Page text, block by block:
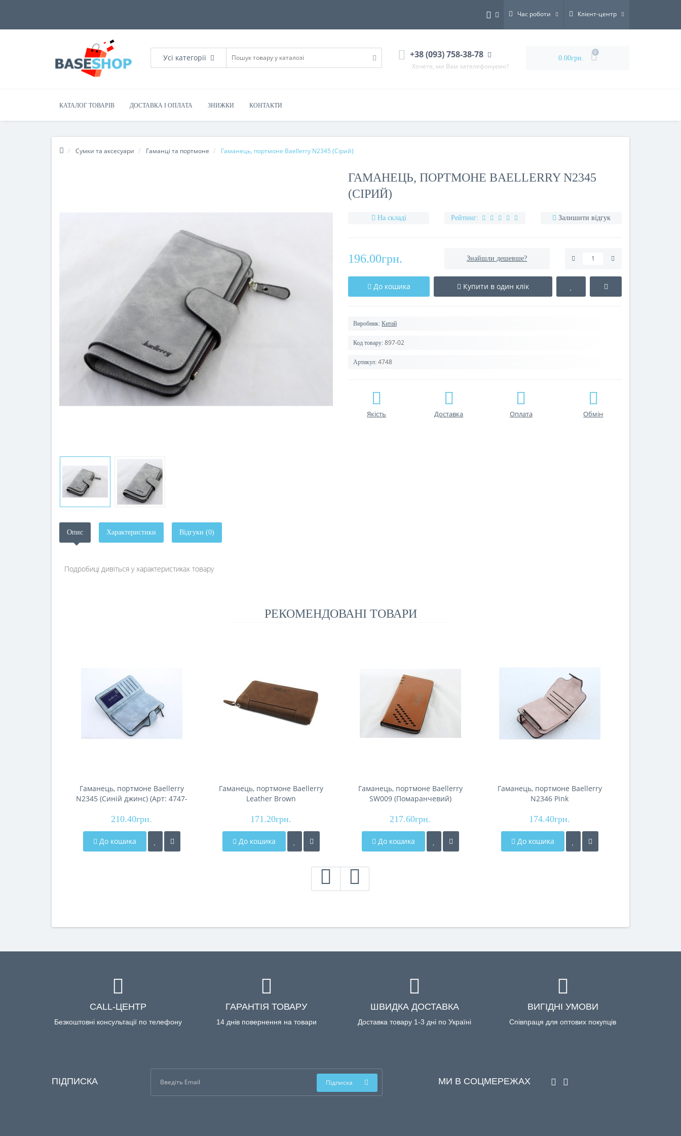
Час роботи Клієнт-центр
Усі категорії +38 (093) 758-38-78
Хочете, ми Вам зателефонуємо?
0.00грн.
0
КАТАЛОГ ТОВАРІВ ДОСТАВКА І ОПЛАТА ЗНИЖКИ КОНТАКТИ
Сумки та аксесуари Гаманці та портмоне Гаманець, портмоне Baellerry N2345 (Сірий)
ГАМАНЕЦЬ, ПОРТМОНЕ BAELLERRY N2345
(СІРИЙ)
На складі Рейтинг: Залишити відгук
196.00грн. Знайшли дешевше?
До кошика Купити в один клік
Виробник: Китай
Код товару: 897-02
Артикул: 4748
Якість Доставка Оплата Обмін
Опис Характеристики Відгуки (0)
Подробиці дивіться у характеристиках товару
РЕКОМЕНДОВАНІ ТОВАРИ
Гаманець, портмоне Baellerry
N2345 (Синій джинс) (Арт: 4747-
210.40грн.
До кошика
Гаманець, портмоне Baellerry
Leather Brown
171.20грн.
До кошика
Гаманець, портмоне Baellerry
SW009 (Помаранчевий)
217.60грн.
До кошика
Гаманець, портмоне Baellerry
N2346 Pink
174.40грн.
До кошика
CALL-ЦЕНТР
Безкоштовні консультації по телефону
ГАРАНТІЯ ТОВАРУ
14 днів повернення на товари
ШВИДКА ДОСТАВКА
Доставка товару 1-3 дні по Україні
ВИГІДНІ УМОВИ
Співпраця для оптових покупців
ПІДПИСКА Підписка МИ В СОЦМЕРЕЖАХ